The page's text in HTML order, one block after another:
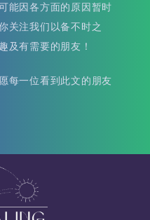
能因各方面的原因暂时
关注我们以备不时之
及有需要的朋友！
每一位看到此文的朋友